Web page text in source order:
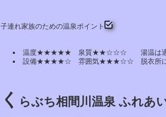
子連れ家族のための温泉ポイント
温度★★★★★ 泉質★★☆☆☆ 湯温は適温
設備★★★★☆ 雰囲気★★★☆☆ 脱衣所にベ
く らぶち相間川温泉 ふれあ